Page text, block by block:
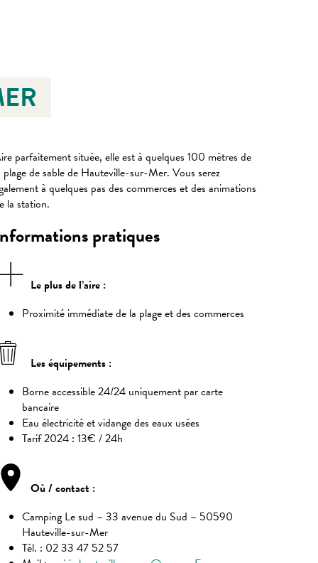
parfaitement située, elle est à quelques 100 mètres de
plage de sable de Hauteville-sur-Mer. Vous serez
à quelques pas des commerces et des animations
la station.
pratiques
Le plus de l’aire :
Proximité immédiate de la plage et des commerces
Les équipements :
Borne accessible 24/24 uniquement par carte
bancaire
Eau électricité et vidange des eaux usées
Tarif 2024 : 13€ / 24h
Où / contact :
Camping Le sud – 33 avenue du Sud – 50590
Hauteville-sur-Mer
Tél. : 02 33 47 52 57